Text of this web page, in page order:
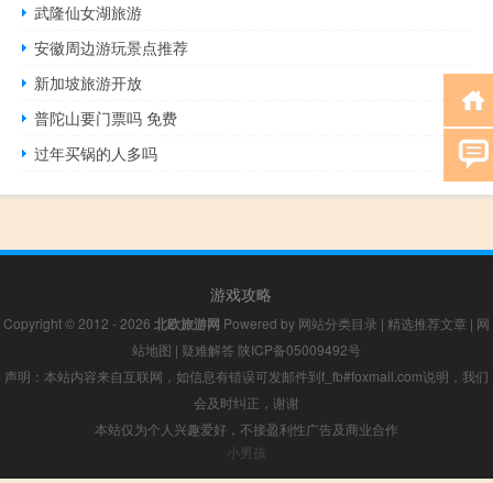
武隆仙女湖旅游
安徽周边游玩景点推荐
新加坡旅游开放
普陀山要门票吗 免费
过年买锅的人多吗
游戏攻略
Copyright © 2012 - 2026 北欧旅游网 Powered by 网站分类目录 | 精选推荐文章 | 网
站地图 | 疑难解答 陕ICP备05009492号
声明：本站内容来自互联网，如信息有错误可发邮件到f_fb#foxmail.com说明，我们
会及时纠正，谢谢
本站仅为个人兴趣爱好，不接盈利性广告及商业合作
小男孩